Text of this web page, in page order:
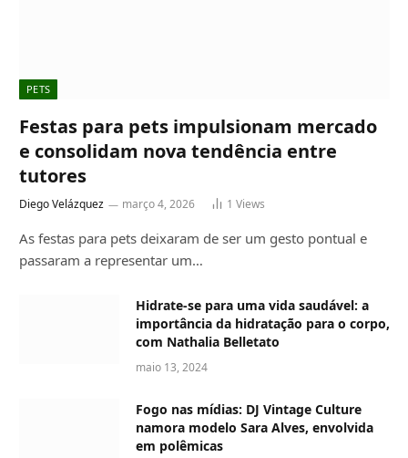
PETS
Festas para pets impulsionam mercado
e consolidam nova tendência entre
tutores
Diego Velázquez março 4, 2026 1 Views
As festas para pets deixaram de ser um gesto pontual e
passaram a representar um…
Hidrate-se para uma vida saudável: a
importância da hidratação para o corpo,
com Nathalia Belletato
maio 13, 2024
Fogo nas mídias: DJ Vintage Culture
namora modelo Sara Alves, envolvida
em polêmicas